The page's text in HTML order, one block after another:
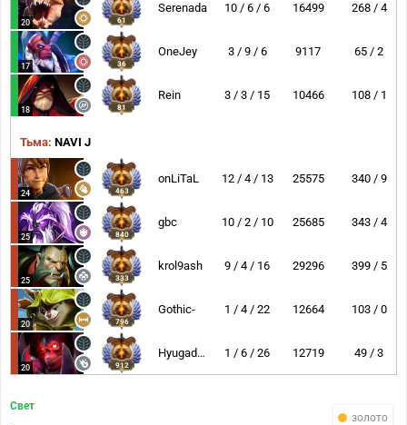
20 61
Serenada 10 / 6 / 6 16499 268 / 4
17 36
OneJey 3 / 9 / 6 9117 65 / 2
18 81
Rein 3 / 3 / 15 10466 108 / 1
Тьма: NAVI J
24 463
onLiTaL 12 / 4 / 13 25575 340 / 9
25 840
gbc 10 / 2 / 10 25685 343 / 4
25 333
krol9ash 9 / 4 / 16 29296 399 / 5
20 796
Gothic- 1 / 4 / 22 12664 103 / 0
20 912
Hyugadoto 1 / 6 / 26 12719 49 / 3
золото
Свет